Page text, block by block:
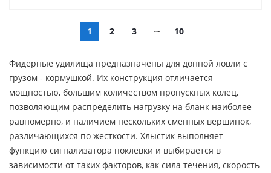
1 2 3 10
Фидерные удилища предназначены для донной ловли с
грузом - кормушкой. Их конструкция отличается
мощностью, большим количеством пропускных колец,
позволяющим распределить нагрузку на бланк наиболее
равномерно, и наличием нескольких сменных вершинок,
различающихся по жесткости. Хлыстик выполняет
функцию сигнализатора поклевки и выбирается в
зависимости от таких факторов, как сила течения, скорость